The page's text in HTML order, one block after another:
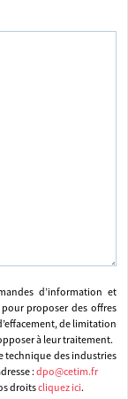
d’information et
proposer des offres
de limitation
à leur traitement.
technique des industries
: dpo@cetim.fr
droitscliquez ici.